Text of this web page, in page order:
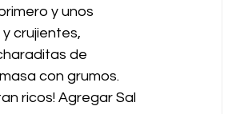
y unos
crujientes,
de
con grumos.
ricos! Agregar Sal